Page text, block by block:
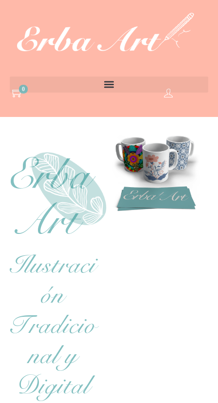
0
Erba
Art
Ilustraci
ón
Tradicio
nal y
Digital